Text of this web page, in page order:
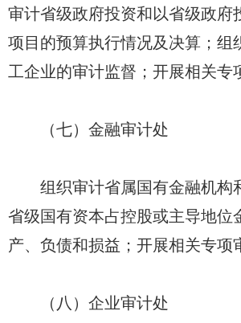
审计省级政府投资和以省级政府
项目的预算执行情况及决算；组
工企业的审计监督；开展相关专
（七）金融审计处
组织审计省属国有金融机构
省级国有资本占控股或主导地位
产、负债和损益；开展相关专项
（八）企业审计处